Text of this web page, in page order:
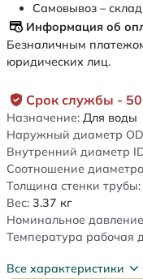
Срок службы - 50
Назначение: Для воды
Наружный диаметр
Внутренний диаметр
Соотношение
Толщина стенки трубы:
Вес: 3.37 кг
Номинальное
Температура рабочая
Все характеристики
Самовывоз –
Информация об
Безналичным
юридических лиц.